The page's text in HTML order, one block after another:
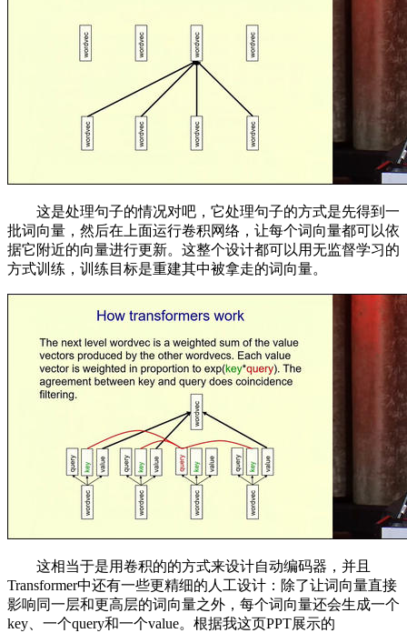
这是处理句子的情况对吧，它处理句子的方式是先得到一
批词向量，然后在上面运行卷积网络，让每个词向量都可以依
据它附近的向量进行更新。这整个设计都可以用无监督学习的
方式训练，训练目标是重建其中被拿走的词向量。
这相当于是用卷积的的方式来设计自动编码器，并且
Transformer中还有一些更精细的人工设计：除了让词向量直接
影响同一层和更高层的词向量之外，每个词向量还会生成一个
key、一个query和一个value。根据我这页PPT展示的